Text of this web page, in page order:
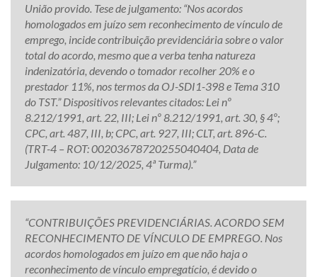
União provido. Tese de julgamento: “Nos acordos
homologados em juízo sem reconhecimento de vínculo de
emprego, incide contribuição previdenciária sobre o valor
total do acordo, mesmo que a verba tenha natureza
indenizatória, devendo o tomador recolher 20% e o
prestador 11%, nos termos da OJ-SDI1-398 e Tema 310
do TST.” Dispositivos relevantes citados: Lei nº
8.212/1991, art. 22, III; Lei nº 8.212/1991, art. 30, § 4º;
CPC, art. 487, III, b; CPC, art. 927, III; CLT, art. 896-C.
(TRT-4 – ROT: 00203678720255040404, Data de
Julgamento: 10/12/2025, 4ª Turma).”
“CONTRIBUIÇÕES PREVIDENCIÁRIAS. ACORDO SEM
RECONHECIMENTO DE VÍNCULO DE EMPREGO. Nos
acordos homologados em juízo em que não haja o
reconhecimento de vínculo empregatício, é devido o